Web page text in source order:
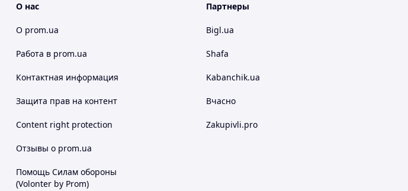
О нас
О prom.ua
Работа в prom.ua
Контактная информация
Защита прав на контент
Content right protection
Отзывы о prom.ua
Помощь Силам обороны
(Volonter by Prom)
Партнеры
Bigl.ua
Shafa
Kabanchik.ua
Вчасно
Zakupivli.pro